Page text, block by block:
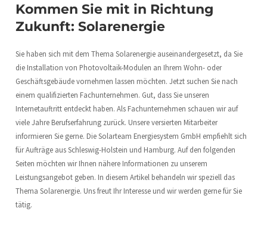
Kommen Sie mit in Richtung
Zukunft: Solarenergie
Sie haben sich mit dem Thema Solarenergie auseinandergesetzt, da Sie
die Installation von Photovoltaik-Modulen an Ihrem Wohn- oder
Geschäftsgebäude vornehmen lassen möchten. Jetzt suchen Sie nach
einem qualifizierten Fachunternehmen. Gut, dass Sie unseren
Internetauftritt entdeckt haben. Als Fachunternehmen schauen wir auf
viele Jahre Berufserfahrung zurück. Unsere versierten Mitarbeiter
informieren Sie gerne. Die Solarteam Energiesystem GmbH empfiehlt sich
für Aufträge aus Schleswig-Holstein und Hamburg. Auf den folgenden
Seiten möchten wir Ihnen nähere Informationen zu unserem
Leistungsangebot geben. In diesem Artikel behandeln wir speziell das
Thema Solarenergie. Uns freut Ihr Interesse und wir werden gerne für Sie
tätig.